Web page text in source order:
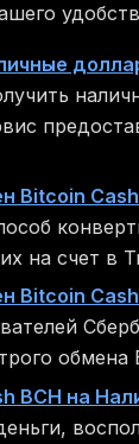
Bitcoin
на счет в
Bitcoin
обмена
BCH на